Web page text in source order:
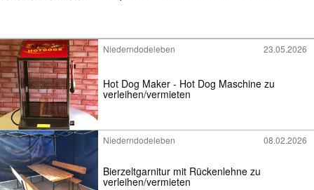
Niederndodeleben 23.05.2026
Hot Dog Maker - Hot Dog Maschine zu
verleihen/vermieten
Niederndodeleben 08.02.2026
Bierzeltgarnitur mit Rückenlehne zu
verleihen/vermieten